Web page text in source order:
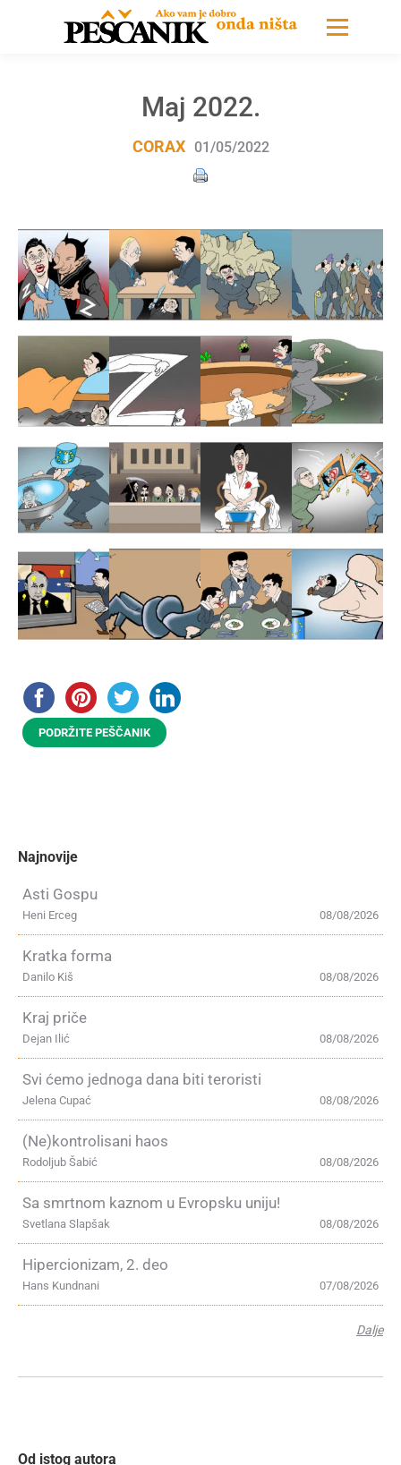
Maj 2022.
CORAX 01/05/2022
PODRŽITE PEŠČANIK
Najnovije
Asti Gospu
08/08/2026
Heni Erceg
Kratka forma
08/08/2026
Danilo Kiš
Kraj priče
08/08/2026
Dejan Ilić
Svi ćemo jednoga dana biti teroristi
08/08/2026
Jelena Cupać
(Ne)kontrolisani haos
08/08/2026
Rodoljub Šabić
Sa smrtnom kaznom u Evropsku uniju!
08/08/2026
Svetlana Slapšak
Hipercionizam, 2. deo
07/08/2026
Hans Kundnani
Dalje
Od istog autora